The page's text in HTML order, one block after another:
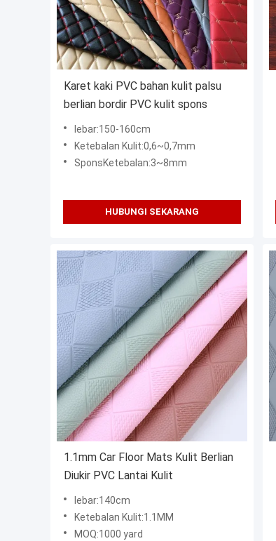
Karet kaki PVC bahan kulit palsu
berlian bordir PVC kulit spons
lebar:150-160cm
Ketebalan Kulit:0,6~0,7mm
SponsKetebalan:3~8mm
HUBUNGI SEKARANG
1.1mm Car Floor Mats Kulit Berlian
Diukir PVC Lantai Kulit
lebar:140cm
Ketebalan Kulit:1.1MM
MOQ:1000 yard